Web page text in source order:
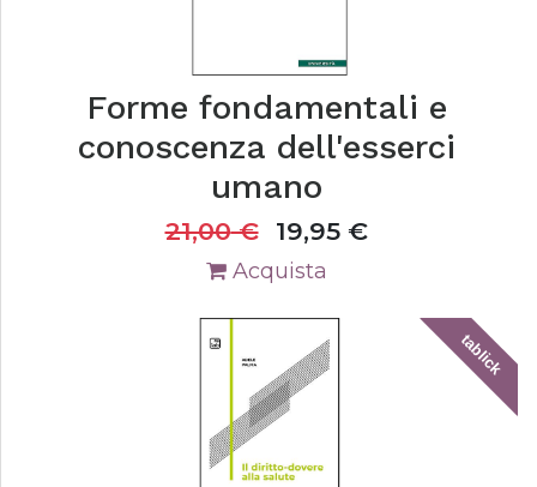
Forme fondamentali e
conoscenza dell'esserci
umano
21,00€ 19,95€
Acquista
tablick